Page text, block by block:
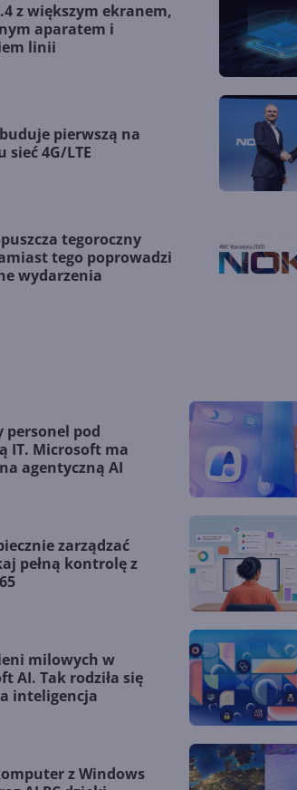
z większym ekranem,
aparatem i
linii
pierwszą na
sieć 4G/LTE
tegoroczny
tego poprowadzi
wydarzenia
personel pod
IT. Microsoft ma
agentyczną AI
zarządzać
pełną kontrolę z
milowych w
AI. Tak rodziła się
inteligencja
z Windows